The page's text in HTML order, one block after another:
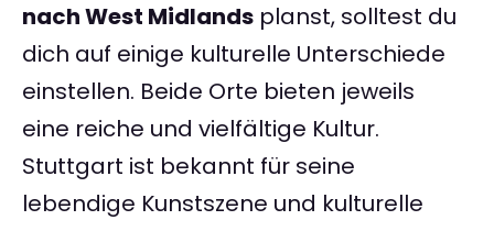
nach West Midlands planst, solltest du
dich auf einige kulturelle Unterschiede
einstellen. Beide Orte bieten jeweils
eine reiche und vielfältige Kultur.
Stuttgart ist bekannt für seine
lebendige Kunstszene und kulturelle